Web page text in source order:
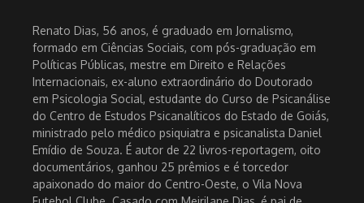
Renato Dias, 58 anos, é graduado em Jornalismo,
formado em Ciências Sociais, com pós-graduação em
Políticas Públicas, mestre em Direito e Relações
Internacionais, ex-aluno extraordinário do Doutorado
em Psicologia Social, ex-estudante do Curso de
Psicanálise do Centro de Estudos Psicanalíticos do
Estado de Goiás, ministrado pelo médico psiquiatra e
psicanalista Daniel Emídio de Souza. É autor de 30
livros-reportagem, oito documentários, ganhou 30
prêmios e é torcedor apaixonado do maior do Centro-
Renato Dias, 56 anos, é graduado em Jornalismo,
formado em Ciências Sociais, com pós-graduação em
Políticas Públicas, mestre em Direito e Relações
Internacionais, ex-aluno extraordinário do Doutorado
em Psicologia Social, estudante do Curso de Psicanálise
do Centro de Estudos Psicanalíticos do Estado de Goiás,
ministrado pelo médico psiquiatra e psicanalista Daniel
Emídio de Souza. É autor de 22 livros-reportagem, oito
documentários, ganhou 25 prêmios e é torcedor
apaixonado do maior do Centro-Oeste, o Vila Nova